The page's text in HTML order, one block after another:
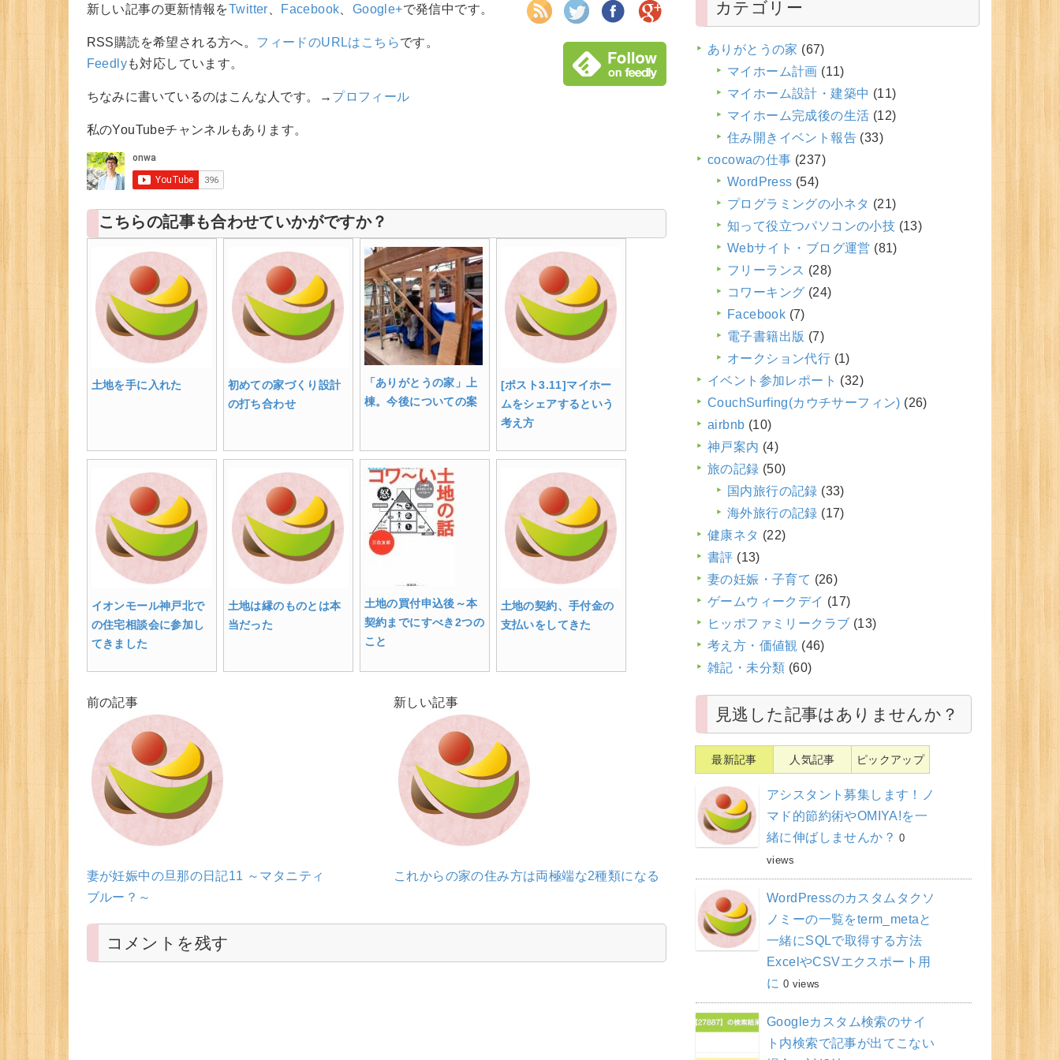
新しい記事の更新情報をTwitter Facebook Google+で発信中です。
RSS購読を希望される方へ。 フィードのURLはこちらです。
Feedlyも対応しています。
ちなみに書いているのはこんな人です。→ プロフィール
私のYouTubeチャンネルもあります。
こちらの記事も合わせていかがですか？
土地を手に入れた
初めての家づくり設計
の打ち合わせ
「ありがとうの家」上
棟。今後についての案
[ポスト3.11]マイホー
ムをシェアするという
考え方
イオンモール神戸北で
の住宅相談会に参加し
てきました
土地は縁のものとは本
当だった
土地の買付申込後～本
契約までにすべき2つの
こと
土地の契約、手付金の
支払いをしてきた
前の記事
妻が妊娠中の旦那の日記11 ～マタニティ
ブルー？～
新しい記事
これからの家の住み方は両極端な2種類になる
コメントを残す
カテゴリー
ありがとうの家 (67)
マイホーム計画 (11)
マイホーム設計・建築中 (11)
マイホーム完成後の生活 (12)
住み開きイベント報告 (33)
cocowaの仕事 (237)
WordPress (54)
プログラミングの小ネタ (21)
知って役立つパソコンの小技 (13)
Webサイト・ブログ運営 (81)
フリーランス (28)
コワーキング (24)
Facebook (7)
電子書籍出版 (7)
オークション代行 (1)
イベント参加レポート (32)
CouchSurfing(カウチサーフィン) (26)
airbnb (10)
神戸案内 (4)
旅の記録 (50)
国内旅行の記録 (33)
海外旅行の記録 (17)
健康ネタ (22)
書評 (13)
妻の妊娠・子育て (26)
ゲームウィークデイ (17)
ヒッポファミリークラブ (13)
考え方・価値観 (46)
雑記・未分類 (60)
見逃した記事はありませんか？
最新記事 人気記事 ピックアップ
アシスタント募集します！ノ
マド的節約術やOMIYA!を一
緒に伸ばしませんか？ 0
views
WordPressのカスタムタクソ
ノミーの一覧をterm_metaと
一緒にSQLで取得する方法
ExcelやCSVエクスポート用
に 0 views
Googleカスタム検索のサイ
ト内検索で記事が出てこない